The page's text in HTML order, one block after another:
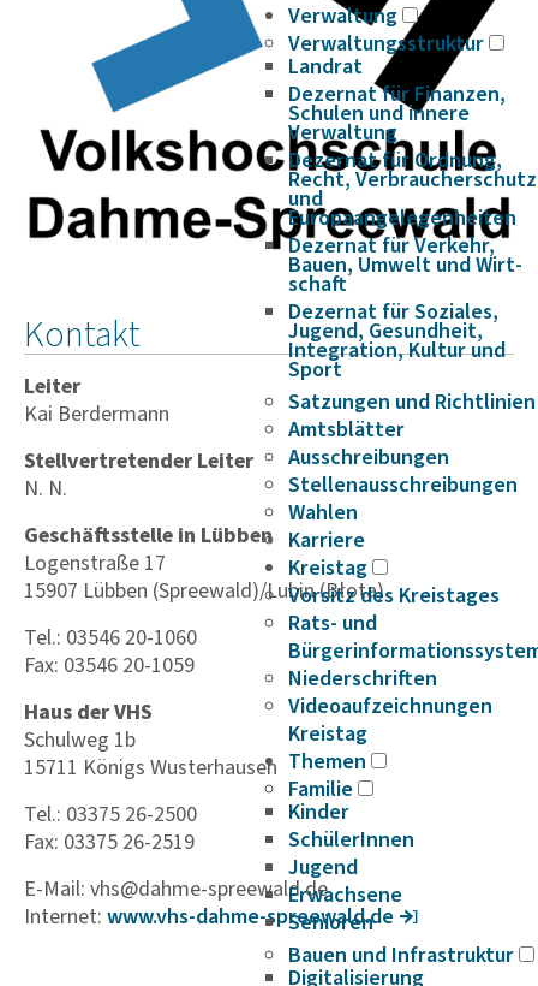
Verwaltung
Verwaltungsstruktur
Landrat
Dezernat für Finanzen,
Schulen und innere
Verwaltung
Dezernat für Ordnung,
Recht, Verbraucherschutz
und
Europaangelegenheiten
Dezernat für Verkehr,
Bauen, Umwelt und Wirt­
schaft
Dezernat für Soziales,
Jugend, Gesundheit,
Integration, Kultur und
Sport
Satzungen und Richtlinien
Amtsblätter
Ausschreibungen
Stellenausschreibungen
Wahlen
Karriere
Kreistag
Vorsitz des Kreistages
Rats- und
Niederschriften
Videoaufzeichnungen
Kreistag
Themen
Familie
Kinder
SchülerInnen
Jugend
Erwachsene
Senioren
Bauen und Infrastruktur
Digitalisierung
Kontakt
Leiter
Kai Berdermann
Stellvertretender Leiter
N. N.
Geschäftsstelle in Lübben
Logenstraße 17
15907 Lübben (Spreewald)/Lubin (Błota)
Tel.: 03546 20-1060
Fax: 03546 20-1059
Haus der VHS
Schulweg 1b
15711 Königs Wusterhausen
Tel.: 03375 26-2500
Fax: 03375 26-2519
E-Mail: vhs@dahme-spreewald.de
Internet: www.vhs-dahme-spree­wald.de